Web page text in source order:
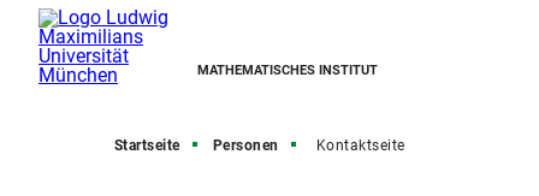
MATHEMATISCHES INSTITUT
Startseite Personen Kontaktseite